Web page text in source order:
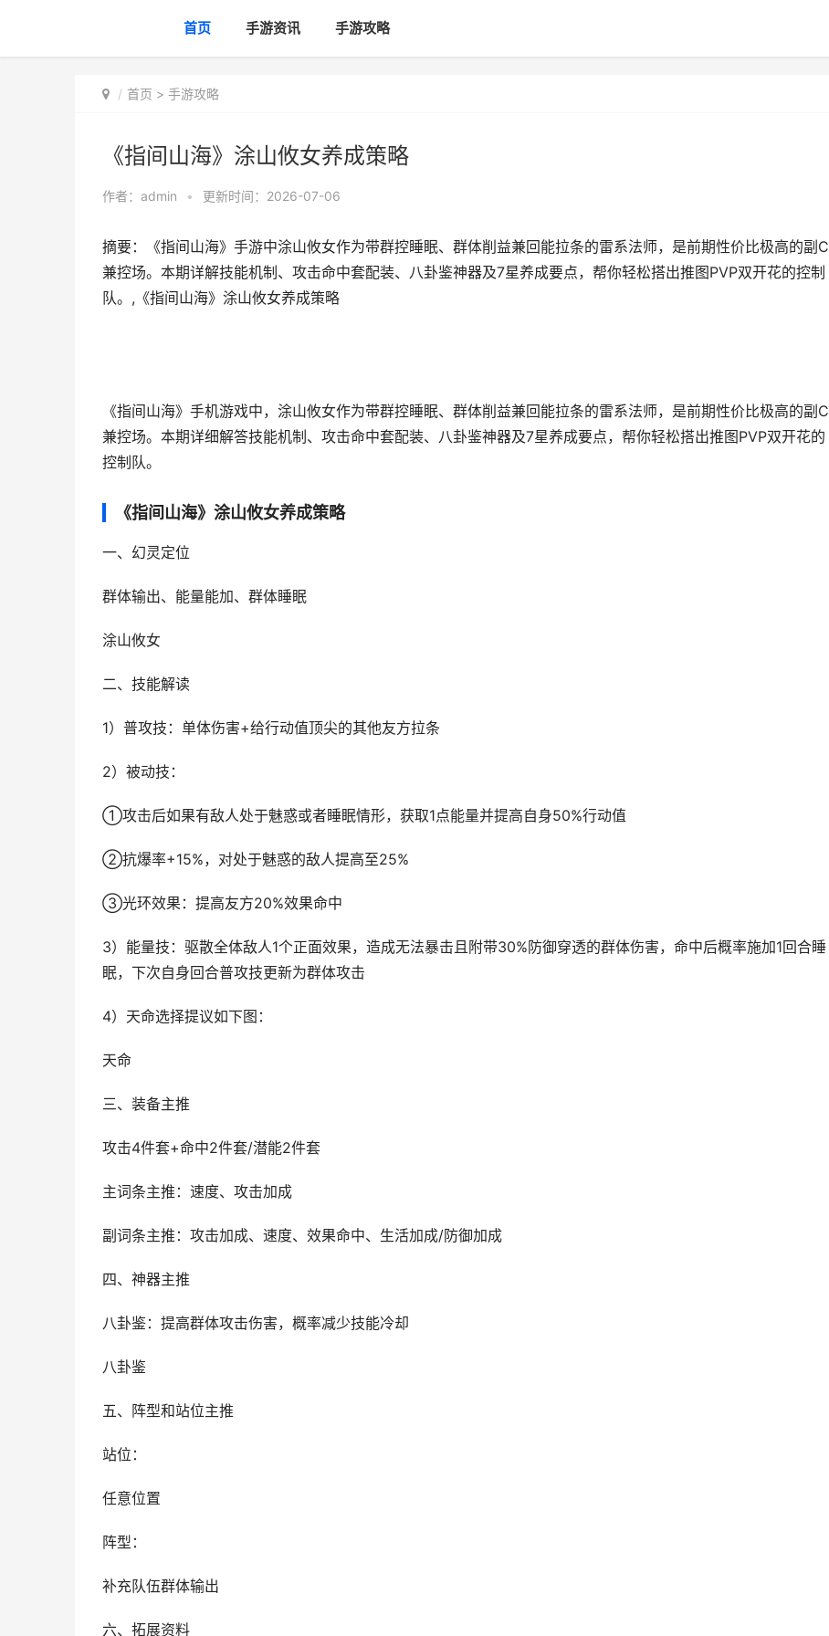
首页 手游资讯 手游攻略
首页 > 手游攻略
《指间山海》涂山攸女养成策略
作者： admin • 更新时间：2026-07-06
摘要：《指间山海》手游中涂山攸女作为带群控睡眠、群体削益兼回能拉条的雷系法师，是前期性价比极高的副C
兼控场。本期详解技能机制、攻击命中套配装、八卦鉴神器及7星养成要点，帮你轻松搭出推图PVP双开花的控制
队。,《指间山海》涂山攸女养成策略
《指间山海》手机游戏中，涂山攸女作为带群控睡眠、群体削益兼回能拉条的雷系法师，是前期性价比极高的副C
兼控场。本期详细解答技能机制、攻击命中套配装、八卦鉴神器及7星养成要点，帮你轻松搭出推图PVP双开花的
控制队。
《指间山海》涂山攸女养成策略
一、幻灵定位
群体输出、能量能加、群体睡眠
涂山攸女
二、技能解读
1）普攻技：单体伤害+给行动值顶尖的其他友方拉条
2）被动技：
①攻击后如果有敌人处于魅惑或者睡眠情形，获取1点能量并提高自身50%行动值
②抗爆率+15%，对处于魅惑的敌人提高至25%
③光环效果：提高友方20%效果命中
3）能量技：驱散全体敌人1个正面效果，造成无法暴击且附带30%防御穿透的群体伤害，命中后概率施加1回合睡
眠，下次自身回合普攻技更新为群体攻击
4）天命选择提议如下图：
天命
三、装备主推
攻击4件套+命中2件套/潜能2件套
主词条主推：速度、攻击加成
副词条主推：攻击加成、速度、效果命中、生活加成/防御加成
四、神器主推
八卦鉴：提高群体攻击伤害，概率减少技能冷却
八卦鉴
五、阵型和站位主推
站位：
任意位置
阵型：
补充队伍群体输出
六、拓展资料